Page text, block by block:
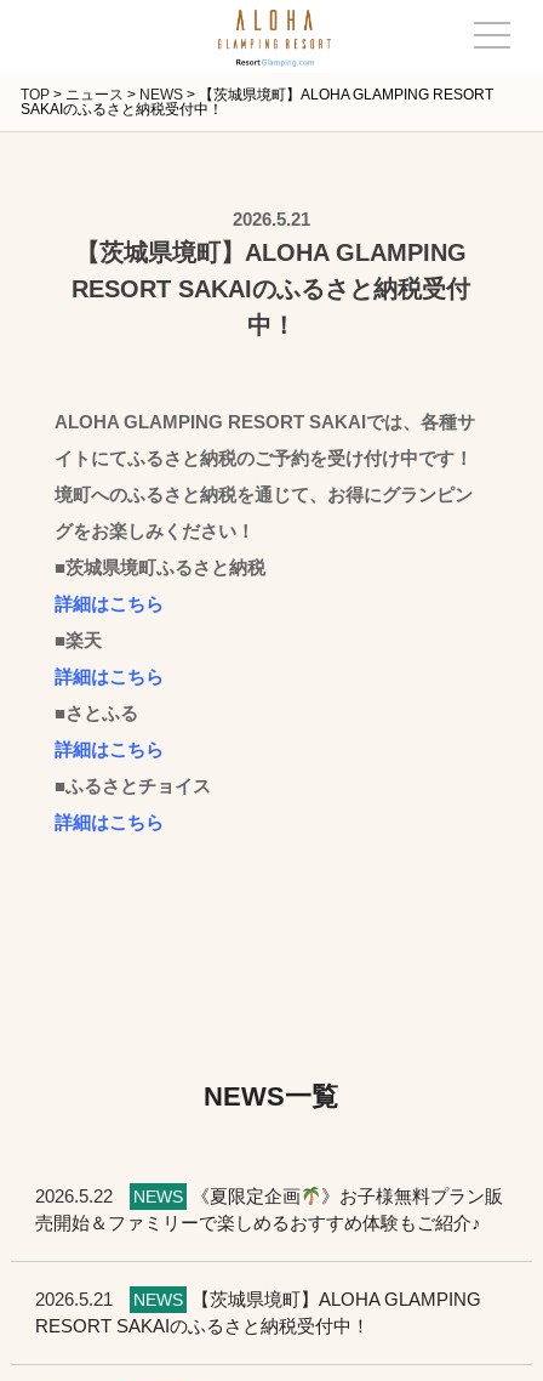
TOP> ニュース > NEWS>
【茨城県境町】ALOHA GLAMPING RESORT
SAKAIのふるさと納税受付中！
2026.5.21
【茨城県境町】ALOHA GLAMPING
RESORT SAKAIのふるさと納税受付
中！
ALOHA GLAMPING RESORT SAKAIでは、各種サ
イトにてふるさと納税のご予約を受け付け中です！
境町へのふるさと納税を通じて、お得にグランピン
グをお楽しみください！
■茨城県境町ふるさと納税
詳細はこちら
■楽天
詳細はこちら
■さとふる
詳細はこちら
■ふるさとチョイス
詳細はこちら
NEWS一覧
2026.5.22 NEWS 《夏限定企画
》お子様無料プラン販
売開始＆ファミリーで楽しめるおすすめ体験もご紹介♪
2026.5.21 NEWS
【茨城県境町】ALOHA GLAMPING
RESORT SAKAIのふるさと納税受付中！